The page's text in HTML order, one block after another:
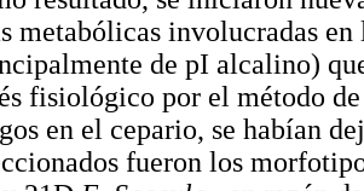
metabólicas involucradas
de pI alcalino)
fisiológico por el método
en el cepario, se habían
fueron los